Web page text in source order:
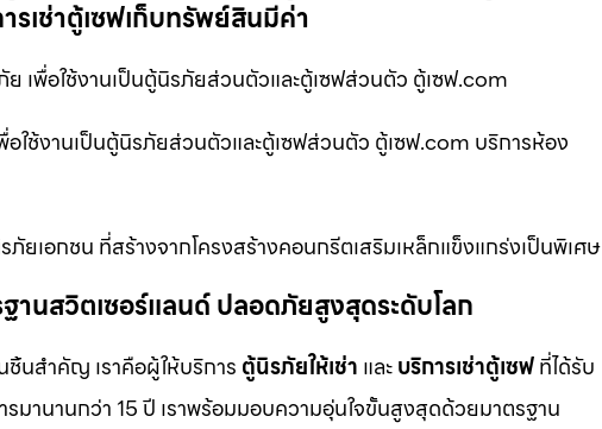
รเช่าตู้เซฟเก็บทรัพย์สินมีค่า
เพื่อใช้งานเป็นตู้นิรภัยส่วนตัวและตู้เซฟส่วนตัว ตู้เซฟ.com
ใช้งานเป็นตู้นิรภัยส่วนตัวและตู้เซฟส่วนตัว ตู้เซฟ.com บริการห้อง
เอกชน ที่สร้างจากโครงสร้างคอนกรีตเสริมเหล็กแข็งแกร่งเป็นพิเศษ
านสวิตเซอร์แลนด์ ปลอดภัยสูงสุดระดับโลก
นสำคัญ เราคือผู้ให้บริการ ตู้นิรภัยให้เช่า และบริการเช่าตู้เซฟที่ได้รับ
มานานกว่า 15 ปี เราพร้อมมอบความอุ่นใจขั้นสูงสุดด้วยมาตรฐาน